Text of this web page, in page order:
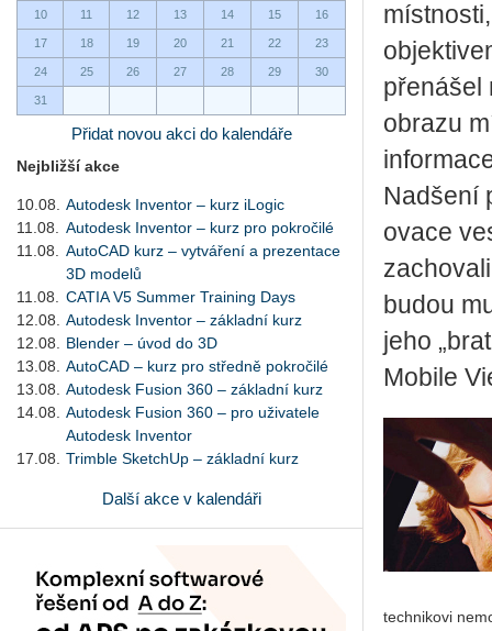
10 11 12 13 14 15 16
17 18 19 20 21 22 23
24 25 26 27 28 29 30
31
Přidat novou akci do kalendáře
Nejbližší akce
10.08.
Autodesk Inventor – kurz iLogic
11.08.
Autodesk Inventor – kurz pro pokročilé
11.08.
AutoCAD kurz – vytváření a prezentace
3D modelů
11.08.
CATIA V5 Summer Training Days
12.08.
Autodesk Inventor – základní kurz
12.08.
Blender – úvod do 3D
13.08.
AutoCAD – kurz pro středně pokročilé
13.08.
Autodesk Fusion 360 – základní kurz
14.08.
Autodesk Fusion 360 – pro uživatele
Autodesk Inventor
17.08.
Trimble SketchUp – základní kurz
Další akce v kalendáři
přenášel
obrazu
Nadšení
ovace
budou
jeho
Mobile
technikovi